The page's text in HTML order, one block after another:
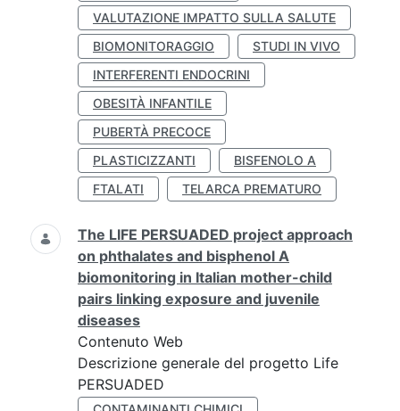
VALUTAZIONE IMPATTO SULLA SALUTE
BIOMONITORAGGIO
STUDI IN VIVO
INTERFERENTI ENDOCRINI
OBESITÀ INFANTILE
PUBERTÀ PRECOCE
PLASTICIZZANTI
BISFENOLO A
FTALATI
TELARCA PREMATURO
The LIFE PERSUADED project approach
on phthalates and bisphenol A
biomonitoring in Italian mother-child
pairs linking exposure and juvenile
diseases
Contenuto Web
Descrizione generale del progetto Life
PERSUADED